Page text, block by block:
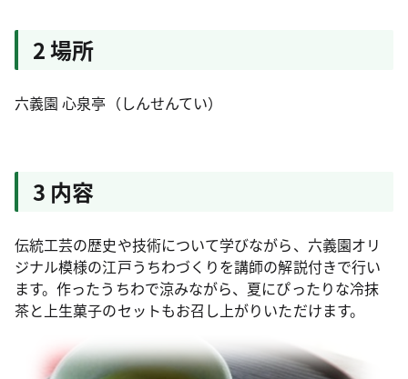
2 場所
六義園 心泉亭（しんせんてい）
3 内容
伝統工芸の歴史や技術について学びながら、六義園オリ
ジナル模様の江戸うちわづくりを講師の解説付きで行い
ます。作ったうちわで涼みながら、夏にぴったりな冷抹
茶と上生菓子のセットもお召し上がりいただけます。